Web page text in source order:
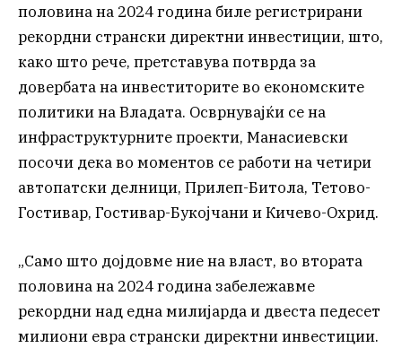
половина на 2024 година биле регистрирани
рекордни странски директни инвестиции, што,
како што рече, претставува потврда за
довербата на инвеститорите во економските
политики на Владата. Осврнувајќи се на
инфраструктурните проекти, Манасиевски
посочи дека во моментов се работи на четири
автопатски делници, Прилеп-Битола, Тетово-
Гостивар, Гостивар-Букојчани и Кичево-Охрид.
„Само што дојдовме ние на власт, во втората
половина на 2024 година забележавме
рекордни над една милијарда и двеста педесет
милиони евра странски директни инвестиции.